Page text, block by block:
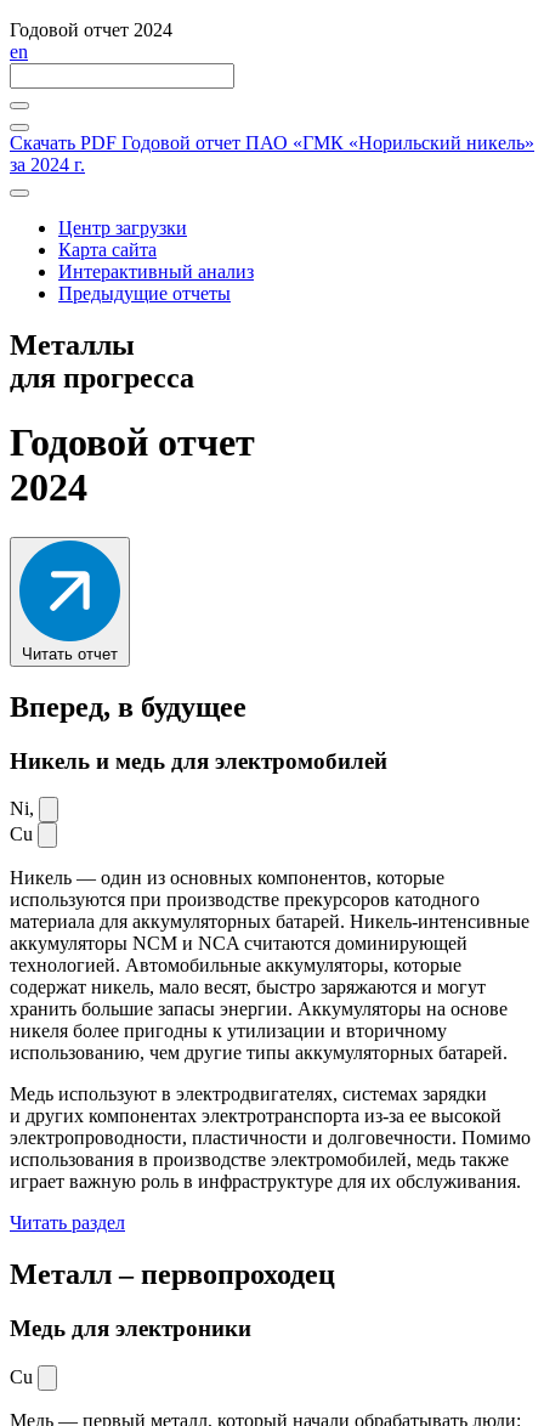
Годовой отчет 2024
en
Скачать PDF Годовой отчет ПАО «ГМК «Норильский никель»
за 2024 г.
Центр загрузки
Карта сайта
Интерактивный анализ
Предыдущие отчеты
Металлы
для прогресса
Годовой отчет
2024
Читать отчет
Вперед, в будущее
Никель и медь для электромобилей
Ni,
Cu
Никель — один из основных компонентов, которые
используются при производстве прекурсоров катодного
материала для аккумуляторных батарей. Никель-интенсивные
аккумуляторы NCM и NCA считаются доминирующей
технологией. Автомобильные аккумуляторы, которые
содержат никель, мало весят, быстро заряжаются и могут
хранить большие запасы энергии. Аккумуляторы на основе
никеля более пригодны к утилизации и вторичному
использованию, чем другие типы аккумуляторных батарей.
Медь используют в электродвигателях, системах зарядки
и других компонентах электротранспорта из-за ее высокой
электропроводности, пластичности и долговечности. Помимо
использования в производстве электромобилей, медь также
играет важную роль в инфраструктуре для их обслуживания.
Читать раздел
Металл –первопроходец
Медь для электроники
Cu
Медь — первый металл, который начали обрабатывать люди: